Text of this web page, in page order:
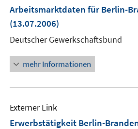
Arbeitsmarktdaten für Berlin-
(13.07.2006)
Deutscher Gewerkschaftsbund
mehr Informationen
Externer Link
Erwerbstätigkeit Berlin-